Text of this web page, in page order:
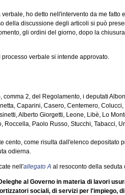
ho detto nell'intervento da me fatto
della discussione degli articoli si può
gli ordini del giorno, dopo la
verbale si intende approvato.
2, del Regolamento, i deputati
Caparini, Casero, Centemero,
Alberto Giorgetti, Leone, Libè, Lo
Paolo Russo, Stucchi, Tabacci,
cento, come risulta dall'elenco depositato
odierna.
nell'allegato A al resoconto della seduta
al Governo in materia di lavori
sociali, di servizi per l'impiego,